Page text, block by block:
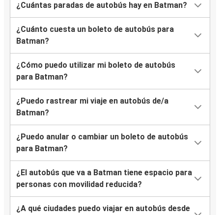
¿Cuántas paradas de autobús hay en Batman?
¿Cuánto cuesta un boleto de autobús para
Batman?
¿Cómo puedo utilizar mi boleto de autobús
para Batman?
¿Puedo rastrear mi viaje en autobús de/a
Batman?
¿Puedo anular o cambiar un boleto de autobús
para Batman?
¿El autobús que va a Batman tiene espacio para
personas con movilidad reducida?
¿A qué ciudades puedo viajar en autobús desde